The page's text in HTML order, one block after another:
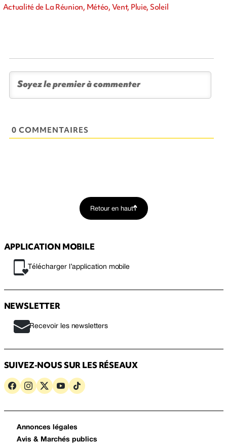
Actualité de La Réunion, Météo, Vent, Pluie, Soleil
0 COMMENTAIRES
Retour en haut
APPLICATION MOBILE
Télécharger l’application mobile
NEWSLETTER
Recevoir les newsletters
SUIVEZ-NOUS SUR LES RÉSEAUX
Annonces légales
Avis & Marchés publics